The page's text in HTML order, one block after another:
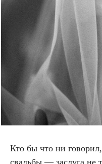
Кто бы что ни
свадьбы — заслуга не